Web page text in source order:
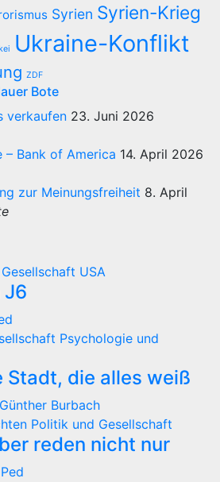
Syrien Syrien-Krieg
Ukraine-Konflikt
ZDF
Bote
verkaufen 23. Juni 2026
– Bank of America 14. April 2026
zur Meinungsfreiheit 8. April
USA
J6
Psychologie und
Stadt, die alles weiß
Günther Burbach
Politik und Gesellschaft
reden nicht nur
Ped